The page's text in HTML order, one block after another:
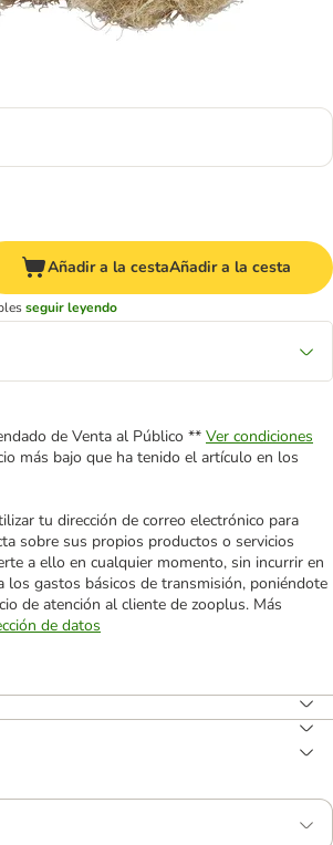
Añadir a la cestaAñadir a la cesta
seguir leyendo
de Venta al Público ** Ver condiciones
más bajo que ha tenido el artículo en los
tu dirección de correo electrónico para
sobre sus propios productos o servicios
a ello en cualquier momento, sin incurrir en
los gastos básicos de transmisión, poniéndote
de atención al cliente de zooplus. Más
de datos